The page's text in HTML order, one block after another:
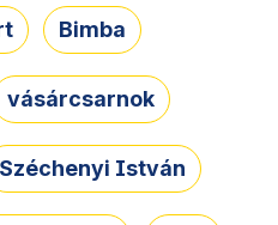
Bimba
vásárcsarnok
Széchenyi István